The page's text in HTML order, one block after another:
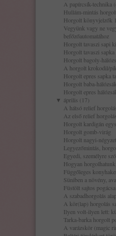
A papírcsík-technika
Hullám-mintás
Horgolt könyvjelzők
Vegyünk vagy ne
befőzőautomatához
Horgolt tavaszi sapi
Horgolt tavaszi
Horgolt bagoly-
A horgolt krokodil/
Horgolt epres sapka
Horgolt baba-
Horgolt epres
▼ április (17)
A hátsó relief
Az első relief
Horgolt kardigán
Horgolt gomb-virág
Horgolt nagyi-
Legyezőmintás,
Egyedi, személyre
Hogyan
Függőleges
Süniben a növény,
Füstölt sajtos pogácsa
A szabadhorgolás
A kör(lap) horgolás
Ilyen volt-ilyen lett:
Tarka-barka horgolt
A varázskör (magic